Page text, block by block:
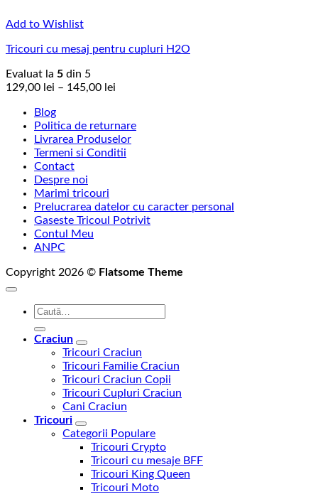
Add to Wishlist
Tricouri cu mesaj pentru cupluri H2O
Evaluat la 5 din 5
129,00 lei – 145,00 lei
129,00 lei
până
la
Blog
Politica de returnare
Livrarea Produselor
Termeni si Conditii
Contact
Despre noi
Marimi tricouri
Prelucrarea datelor cu caracter personal
Gaseste Tricoul Potrivit
Contul Meu
ANPC
Copyright 2026 © Flatsome Theme
Caută
Craciun
Tricouri Craciun
Tricouri Familie Craciun
Tricouri Craciun Copii
Tricouri Cupluri Craciun
Cani Craciun
Tricouri
Categorii Populare
Tricouri Crypto
Tricouri cu mesaje BFF
Tricouri King Queen
Tricouri Moto